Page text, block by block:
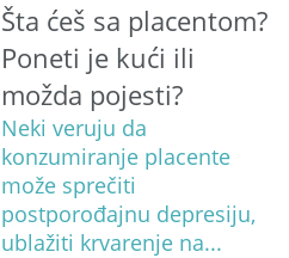
Šta ćeš sa placentom?
Poneti je kući ili
možda pojesti?
Neki veruju da
konzumiranje placente
može sprečiti
postporođajnu depresiju,
ublažiti krvarenje na...